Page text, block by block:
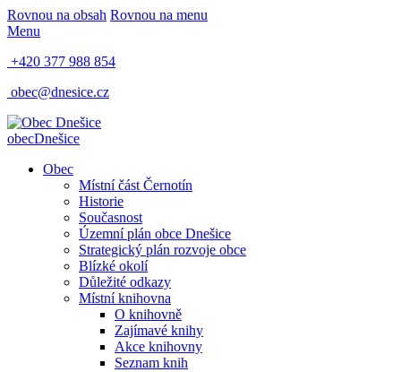
Rovnou na obsah Rovnou na menu
Menu
+420 377 988 854
obec@dnesice.cz
obecDnešice
Obec
Místní část Černotín
Historie
Současnost
Územní plán obce Dnešice
Strategický plán rozvoje obce
Blízké okolí
Důležité odkazy
Místní knihovna
O knihovně
Zajímavé knihy
Akce knihovny
Seznam knih